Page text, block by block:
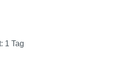
1 Tag